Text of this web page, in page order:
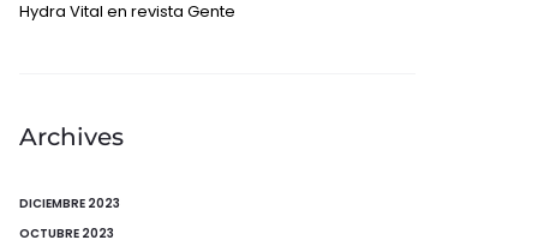
Hydra Vital en revista Gente
Archives
DICIEMBRE 2023
OCTUBRE 2023